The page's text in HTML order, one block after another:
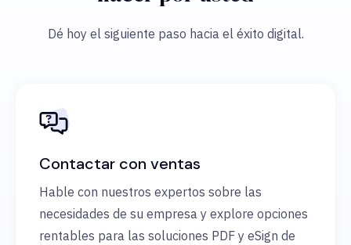
Dé hoy el siguiente paso hacia el éxito digital.
Contactar con ventas
Hable con nuestros expertos sobre las
necesidades de su empresa y explore opciones
rentables para las soluciones PDF y eSign de